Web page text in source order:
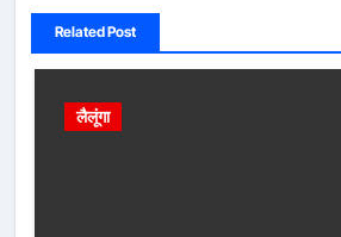
Related Post
लैलूंगा